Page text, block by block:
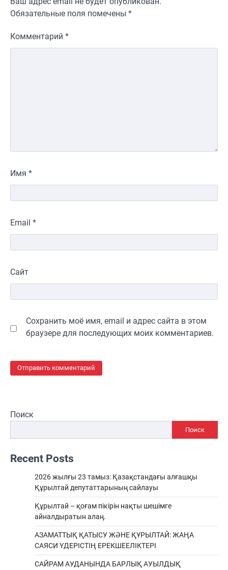
Обязательные поля помечены *
Комментарий *
Имя *
Email *
Сайт
Сохранить моё имя, email и адрес сайта в этом
браузере для последующих моих комментариев.
Поиск
Поиск
Recent Posts
2026 жылғы 23 тамыз: Қазақстандағы алғашқы
Құрылтай депутаттарының сайлауы
Құрылтай – қоғам пікірін нақты шешімге
айналдыратын алаң.
АЗАМАТТЫҚ ҚАТЫСУ ЖӘНЕ ҚҰРЫЛТАЙ: ЖАҢА
САЯСИ ҮДЕРІСТІҢ ЕРЕКШEЕЛІКТЕРІ
САЙРАМ АУДАНЫНДА БАРЛЫҚ АУЫЛДЫҚ